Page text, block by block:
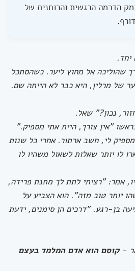
הדרמה הרגשית והרוחנית של
יחד.
שהוליכה אל מחוץ ליער. כשהסתכל
של מרלין, היא כבר לא הייתה שם.
נכון?" שאל.
"אין צורך, היית אתי מספיק."
לי, חשב ארתור. אחרי כל שנות
לו יותר שאלות לשאול משהיו לו
אמר: "רציתי לתת לך מתנת פרידה,
יותר טוב מזה". הוא הצביע על
בן-רגע. "דרכים הן סימנים, ידעת
-קוסם הוא אדם המלמד בעצם